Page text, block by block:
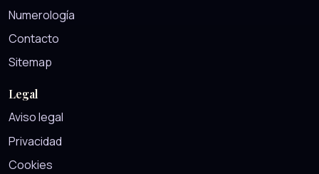
Numerología
Contacto
Sitemap
Legal
Aviso legal
Privacidad
Cookies